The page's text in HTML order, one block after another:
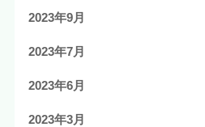
2023年9月
2023年7月
2023年6月
2023年3月